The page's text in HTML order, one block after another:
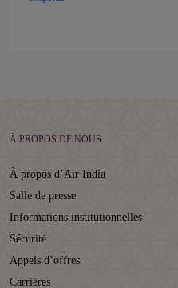
À PROPOS DE NOUS
À propos d’Air India
Salle de presse
Informations institutionnelles
Sécurité
Appels d’offres
Carrières